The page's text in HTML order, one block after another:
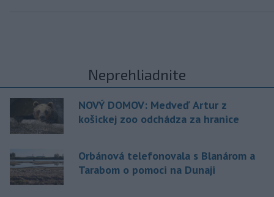
Neprehliadnite
NOVÝ DOMOV: Medveď Artur z
košickej zoo odchádza za hranice
Orbánová telefonovala s Blanárom a
Tarabom o pomoci na Dunaji